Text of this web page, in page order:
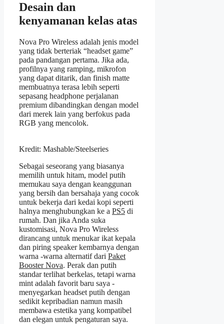
Desain dan
kenyamanan kelas atas
Nova Pro Wireless adalah jenis model
yang tidak berteriak “headset game”
pada pandangan pertama. Jika ada,
profilnya yang ramping, mikrofon
yang dapat ditarik, dan finish matte
membuatnya terasa lebih seperti
sepasang headphone perjalanan
premium dibandingkan dengan model
dari merek lain yang berfokus pada
RGB yang mencolok.
Kredit: Mashable/Steelseries
Sebagai seseorang yang biasanya
memilih untuk hitam, model putih
memukau saya dengan keanggunan
yang bersih dan bersahaja yang cocok
untuk bekerja dari kedai kopi seperti
halnya menghubungkan ke a PS5 di
rumah. Dan jika Anda suka
kustomisasi, Nova Pro Wireless
dirancang untuk menukar ikat kepala
dan piring speaker kembarnya dengan
warna -warna alternatif dari Paket
Booster Nova. Perak dan putih
standar terlihat berkelas, tetapi warna
mint adalah favorit baru saya -
menyegarkan headset putih dengan
sedikit kepribadian namun masih
membawa estetika yang kompatibel
dan elegan untuk pengaturan saya.